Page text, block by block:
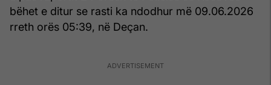
bëhet e ditur se rasti ka ndodhur më 09.06.2026
rreth orës 05:39, në Deçan.